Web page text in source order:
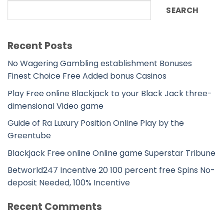
SEARCH
Recent Posts
No Wagering Gambling establishment Bonuses
Finest Choice Free Added bonus Casinos
Play Free online Blackjack to your Black Jack three-
dimensional Video game
Guide of Ra Luxury Position Online Play by the
Greentube
Blackjack Free online Online game Superstar Tribune
Betworld247 Incentive 20 100 percent free Spins No-
deposit Needed, 100% Incentive
Recent Comments